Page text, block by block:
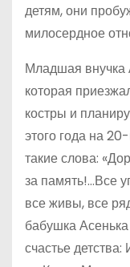
детям, они
милосердное
Младшая внучка
которая
костры и
этого года на
такие слова:
за память!…Все
все живы, все
бабушка
счастье